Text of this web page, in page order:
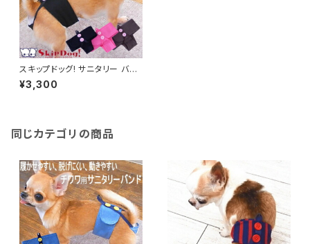
スキップドッグ! サニタリー バン
ド プレーン 無地 犬 小型犬 パ
ンツ マナー 女の子 サニタリー
¥3,300
同じカテゴリの商品